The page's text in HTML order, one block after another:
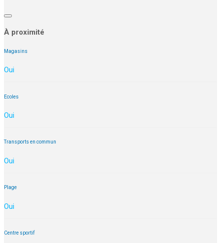
À proximité
Magasins
Oui
Ecoles
Oui
Transports en commun
Oui
Plage
Oui
Centre sportif